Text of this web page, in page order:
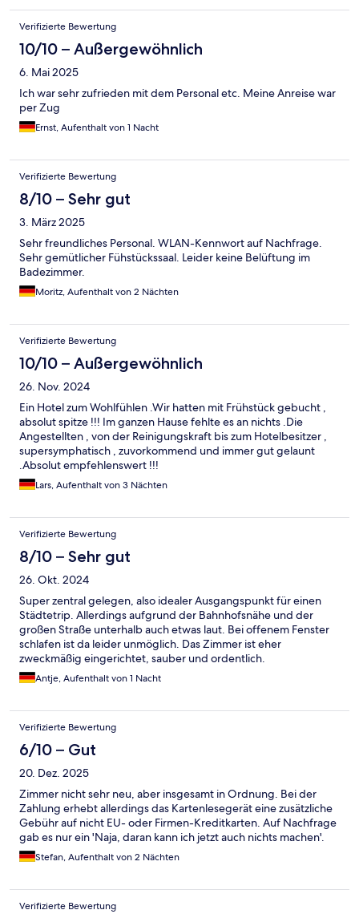
Verifizierte Bewertung
10/10 – Außergewöhnlich
6. Mai 2025
Ich war sehr zufrieden mit dem Personal etc. Meine Anreise war
per Zug
Ernst, Aufenthalt von 1 Nacht
Verifizierte Bewertung
8/10 – Sehr gut
3. März 2025
Sehr freundliches Personal. WLAN-Kennwort auf Nachfrage.
Sehr gemütlicher Fühstückssaal. Leider keine Belüftung im
Badezimmer.
Moritz, Aufenthalt von 2 Nächten
Verifizierte Bewertung
10/10 – Außergewöhnlich
26. Nov. 2024
Ein Hotel zum Wohlfühlen .Wir hatten mit Frühstück gebucht ,
absolut spitze !!! Im ganzen Hause fehlte es an nichts .Die
Angestellten , von der Reinigungskraft bis zum Hotelbesitzer ,
supersymphatisch , zuvorkommend und immer gut gelaunt
.Absolut empfehlenswert !!!
Lars, Aufenthalt von 3 Nächten
Verifizierte Bewertung
8/10 – Sehr gut
26. Okt. 2024
Super zentral gelegen, also idealer Ausgangspunkt für einen
Städtetrip. Allerdings aufgrund der Bahnhofsnähe und der
großen Straße unterhalb auch etwas laut. Bei offenem Fenster
schlafen ist da leider unmöglich. Das Zimmer ist eher
zweckmäßig eingerichtet, sauber und ordentlich.
Antje, Aufenthalt von 1 Nacht
Verifizierte Bewertung
6/10 – Gut
20. Dez. 2025
Zimmer nicht sehr neu, aber insgesamt in Ordnung. Bei der
Zahlung erhebt allerdings das Kartenlesegerät eine zusätzliche
Gebühr auf nicht EU- oder Firmen-Kreditkarten. Auf Nachfrage
gab es nur ein 'Naja, daran kann ich jetzt auch nichts machen'.
Stefan, Aufenthalt von 2 Nächten
Verifizierte Bewertung